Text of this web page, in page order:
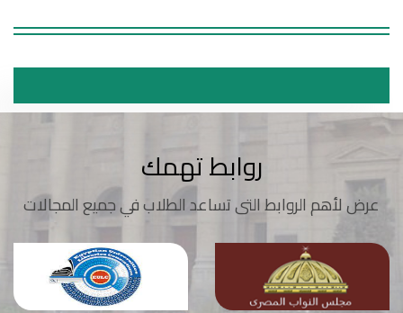
روابط تهمك
عرض لأهم الروابط التى تساعد الطلاب في جميع المجالات